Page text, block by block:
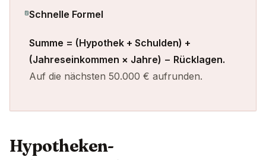
Schnelle Formel
Summe = (Hypothek + Schulden) +
(Jahreseinkommen × Jahre) − Rücklagen.
Auf die nächsten 50.000 € aufrunden.
Hypotheken-